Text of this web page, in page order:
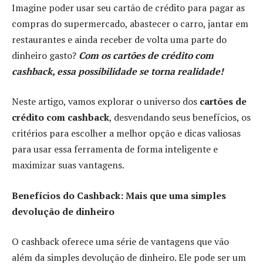
Imagine poder usar seu cartão de crédito para pagar as
compras do supermercado, abastecer o carro, jantar em
restaurantes e ainda receber de volta uma parte do
dinheiro gasto? Com os cartões de crédito com
cashback, essa possibilidade se torna realidade!
Neste artigo, vamos explorar o universo dos cartões de
crédito com cashback, desvendando seus benefícios, os
critérios para escolher a melhor opção e dicas valiosas
para usar essa ferramenta de forma inteligente e
maximizar suas vantagens.
Benefícios do Cashback: Mais que uma simples
devolução de dinheiro
O cashback oferece uma série de vantagens que vão
além da simples devolução de dinheiro. Ele pode ser um